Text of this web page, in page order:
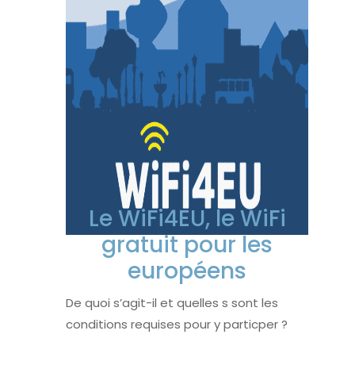
Le WiFi4EU, le WiFi
gratuit pour les
européens
De quoi s’agit-il et quelles s sont les
conditions requises pour y particper ?